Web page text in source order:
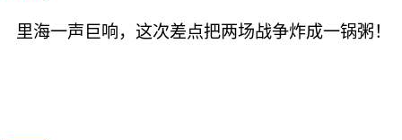
里海一声巨响，这次差点把两场战争炸成一锅粥！